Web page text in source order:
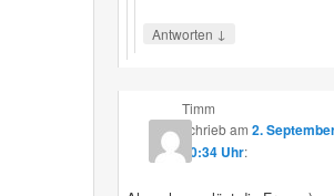
Antworten ↓
Timm
schriebam 2.
10:34 Uhr: